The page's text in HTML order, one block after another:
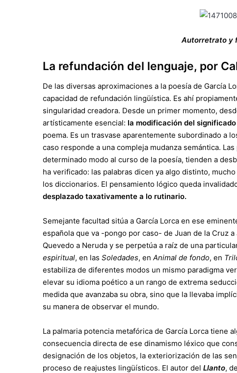
Autorretrato y
La refundación del lenguaje, por
De las diversas aproximaciones a la poesía de García
capacidad de refundación lingüística. Es ahí
singularidad creadora. Desde un primer momento,
artísticamente esencial: la modificación del
poema. Es un trasvase aparentemente subordinado a
caso responde a una compleja mudanza semántica.
determinado modo al curso de la poesía, tienden a
ha verificado: las palabras dicen ya algo distinto,
los diccionarios. El pensamiento lógico queda
desplazado taxativamente a lo rutinario.
Semejante facultad sitúa a García Lorca en ese
española que va -pongo por caso- de Juan de la Cruz
Quevedo a Neruda y se perpetúa a raíz de una
espiritual, en las Soledades, en Animal de fondo, en
estabiliza de diferentes modos un mismo paradigma
elevar su idioma poético a un rango de extrema
medida que avanzaba su obra, sino que la llevaba
su manera de observar el mundo.
La palmaria potencia metafórica de García Lorca tiene
consecuencia directa de ese dinamismo léxico que
designación de los objetos, la exteriorización de las
proceso de reajustes lingüísticos. El autor del Llanto, de